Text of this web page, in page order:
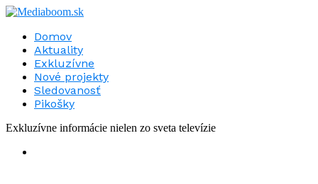
Domov
Aktuality
Exkluzívne
Nové projekty
Sledovanosť
Pikošky
Exkluzívne informácie nielen zo sveta televízie